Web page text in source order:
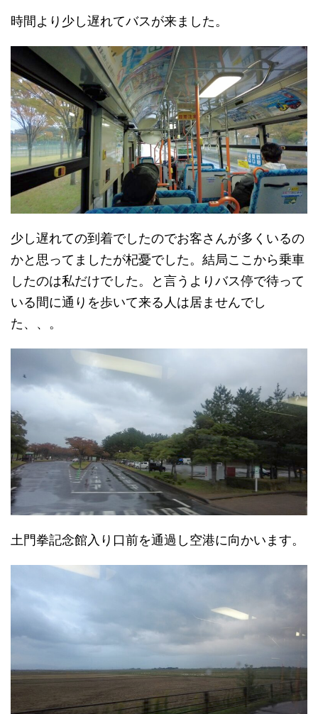
時間より少し遅れてバスが来ました。
少し遅れての到着でしたのでお客さんが多くいるの
かと思ってましたが杞憂でした。結局ここから乗車
したのは私だけでした。と言うよりバス停で待って
いる間に通りを歩いて来る人は居ませんでし
た、、。
土門拳記念館入り口前を通過し空港に向かいます。